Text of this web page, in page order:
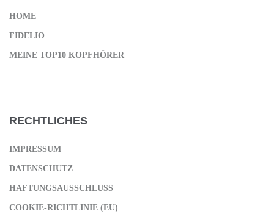
HOME
FIDELIO
MEINE TOP10 KOPFHÖRER
RECHTLICHES
IMPRESSUM
DATENSCHUTZ
HAFTUNGSAUSSCHLUSS
COOKIE-RICHTLINIE (EU)